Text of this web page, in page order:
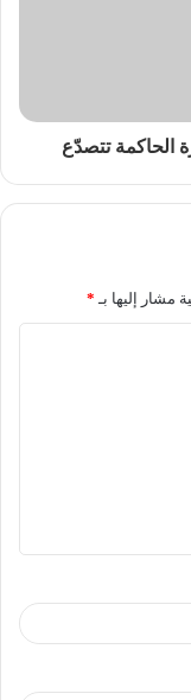
الحاكمة تتصدّع
مشار إليها بـ *